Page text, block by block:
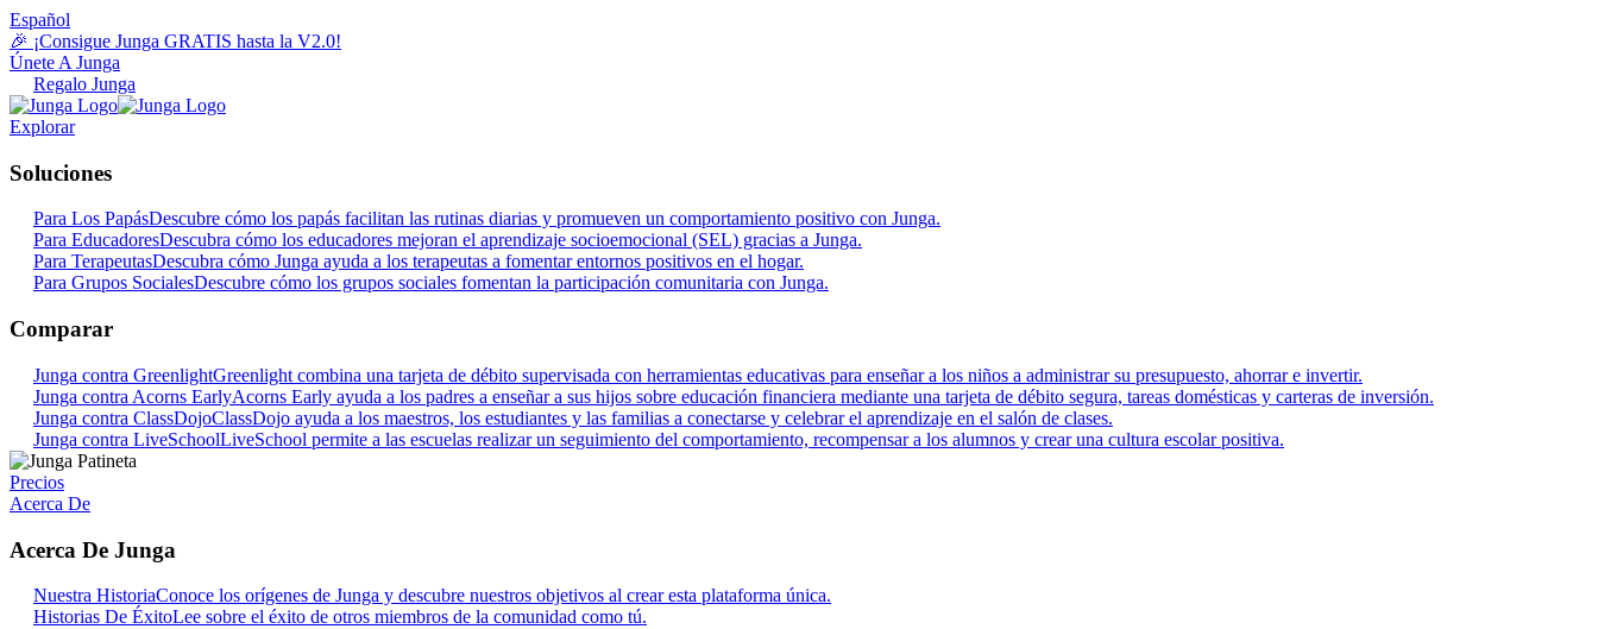
Español
🎉 ¡Consigue Junga GRATIS hasta la V2.0!
Únete A Junga
Regalo Junga
Explorar
Soluciones
Para Los PapásDescubre cómo los papás facilitan las rutinas diarias y promueven un comportamiento positivo con Junga.
Para EducadoresDescubra cómo los educadores mejoran el aprendizaje socioemocional (SEL) gracias a Junga.
Para TerapeutasDescubra cómo Junga ayuda a los terapeutas a fomentar entornos positivos en el hogar.
Para Grupos SocialesDescubre cómo los grupos sociales fomentan la participación comunitaria con Junga.
Comparar
Junga contra GreenlightGreenlight combina una tarjeta de débito supervisada con herramientas educativas para enseñar a los niños a administrar su presupuesto, ahorrar e invertir.
Junga contra Acorns EarlyAcorns Early ayuda a los padres a enseñar a sus hijos sobre educación financiera mediante una tarjeta de débito segura, tareas domésticas y carteras de inversión.
Junga contra ClassDojoClassDojo ayuda a los maestros, los estudiantes y las familias a conectarse y celebrar el aprendizaje en el salón de clases.
Junga contra LiveSchoolLiveSchool permite a las escuelas realizar un seguimiento del comportamiento, recompensar a los alumnos y crear una cultura escolar positiva.
Precios
Acerca De
Acerca De Junga
Nuestra HistoriaConoce los orígenes de Junga y descubre nuestros objetivos al crear esta plataforma única.
Historias De ÉxitoLee sobre el éxito de otros miembros de la comunidad como tú.